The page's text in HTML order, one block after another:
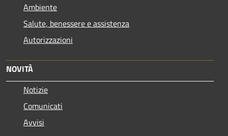
Ambiente
Salute, benessere e assistenza
Autorizzazioni
NOVITÀ
Notizie
Comunicati
Avvisi